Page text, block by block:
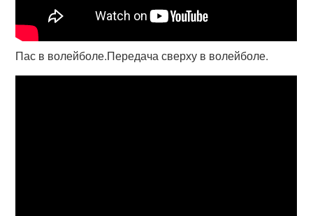
Пас в волейболе.Передача сверху в волейболе.